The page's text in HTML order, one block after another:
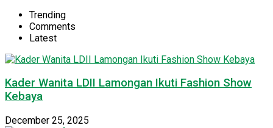
Trending
Comments
Latest
Kader Wanita LDII Lamongan Ikuti Fashion Show
Kebaya
December 25, 2025